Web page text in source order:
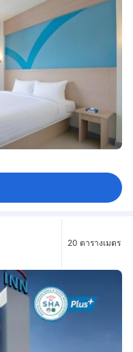
20 ตารางเมตร